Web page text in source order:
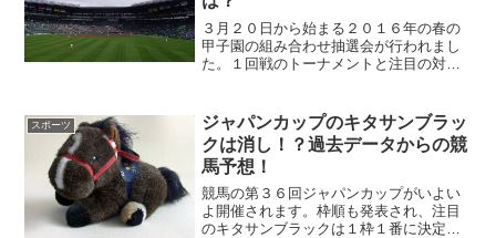
３月２０日から始まる２０１６年の春の
甲子園の組み合わせ抽選会が行われまし
た。１回戦のトーナメントと注目の対戦
スポーツ
ジャパンカップのキタサンブラッ
クは消し！？過去データからの競
馬予想！
競馬の第３６回ジャパンカップがいよい
よ開催されます。枠順も発表され、注目
のキタサンブラックは１枠１番に決定！